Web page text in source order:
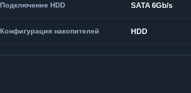
Подключение HDD SATA 6Gb/s
Конфигурация накопителей HDD